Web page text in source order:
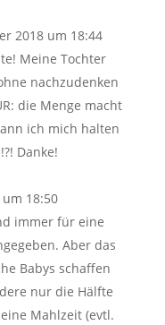
2018 um 18:44
Meine Tochter
nachzudenken
die Menge macht
ich mich halten
Danke!
18:50
immer für eine
Aber das
Babys schaffen
nur die Hälfte
Mahlzeit (evtl.